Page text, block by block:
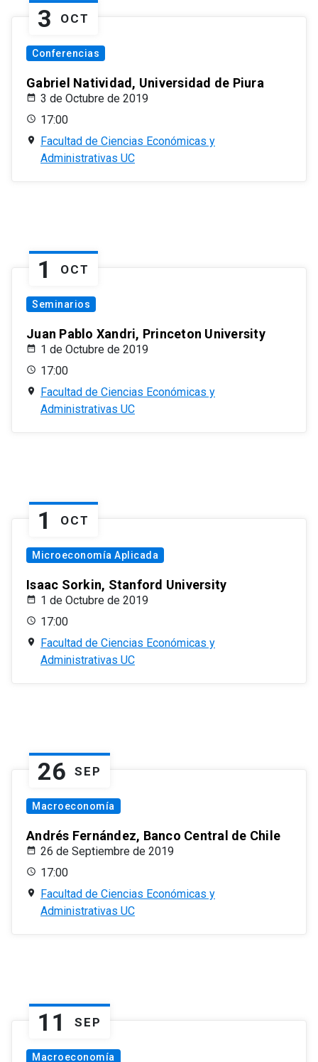
3 OCT
Conferencias
Gabriel Natividad, Universidad de Piura
3 de Octubre de 2019
17:00
Facultad de Ciencias Económicas y
Administrativas UC
1 OCT
Seminarios
Juan Pablo Xandri, Princeton University
1 de Octubre de 2019
17:00
Facultad de Ciencias Económicas y
Administrativas UC
1 OCT
Microeconomía Aplicada
Isaac Sorkin, Stanford University
1 de Octubre de 2019
17:00
Facultad de Ciencias Económicas y
Administrativas UC
26 SEP
Macroeconomía
Andrés Fernández, Banco Central de Chile
26 de Septiembre de 2019
17:00
Facultad de Ciencias Económicas y
Administrativas UC
11 SEP
Macroeconomía